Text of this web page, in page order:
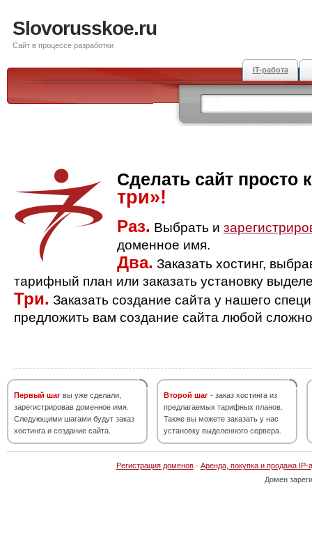
Slovorusskoe.ru
Сайт в процессе разработки
IT-работа
Сделать сайт просто
три»!
Раз. Выбрать и
доменное имя.
Два. Заказать хостинг,
тарифный план или заказать установку
Три. Заказать создание сайта у нашего
предложить вам создание сайта любой
Первый шаг вы уже сделали,
зарегистрировав доменное имя.
Следующими шагами будут заказ
хостинга и создание сайта.
Второй шаг - заказ хостинга из
предлагаемых тарифных планов.
Также вы можете заказать у нас
установку выделенного сервера.
Регистрация доменов· Аренда, покупка и продажа IP-
Домен